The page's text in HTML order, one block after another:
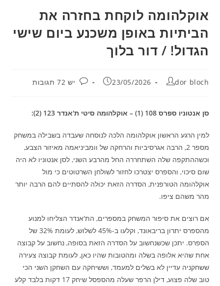
אוקלהומה לוקחת בחזרה את
הביתיות באופן משכנע ביום שישי
הגדול! / דור בלוך
מחבר:
dor bloch פורסם:
23/05/2026 תגובות:
יש 72 תגובות
סן אנטוניו ספרס 108 (1) – אוקלהומה סיטי ת'אנדר 123 (2):
למין הרגע הראשון אוקלהומה הלכה לנוסחה שעבדה בשבילה במשחק
מספר 2, הרבה אגרסיביות והרחקה של וומביניאמה מאיזור הצבע,
וכשההתקפה שלה השתחררה החל מהרבע השני, לסן אנטוניו לא היה
שום סיכוי, והספרס יצטרכו לחזור לשולחן השרטוטים כי מול
אוקלהומה הטורפנית, הסדרה הזאת יכולה להסתיים להם הרבה יותר
מהר משהם ציפו.
אם רוצים את סיפור המשחק במספרים, הת'אנדר הצליחו למנוע
מהספרס יתרון בריבאונד, וקלעו ב-45% לשלוש, לעומת 32% של
הספרס. יתכן שכשנחשוב על הסדרה הזאת בסופה, נחשוב על קבוצה
אחת שהיא אלופה בשלה ומהטובות שהיו כאן, לעומת קבוצה צעירה
ששחקניה עדיין לא בשלים למעמד, וששיחקה עם השחקן השני הכי
טוב שלה פצוע, דילן הרפר שעלה מהספסל שיחק 17 דקות בלבד קלע